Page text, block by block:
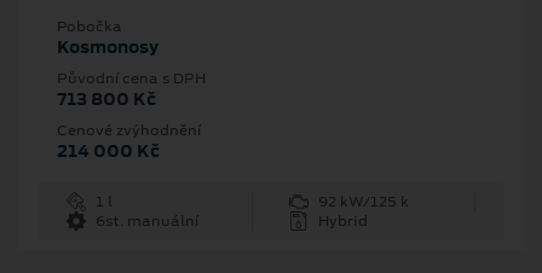
Pobočka
Kosmonosy
Původní cena s DPH
713 800 Kč
Cenové zvýhodnění
214 000 Kč
1 l
92 kW/125 k
6st. manuální
Hybrid